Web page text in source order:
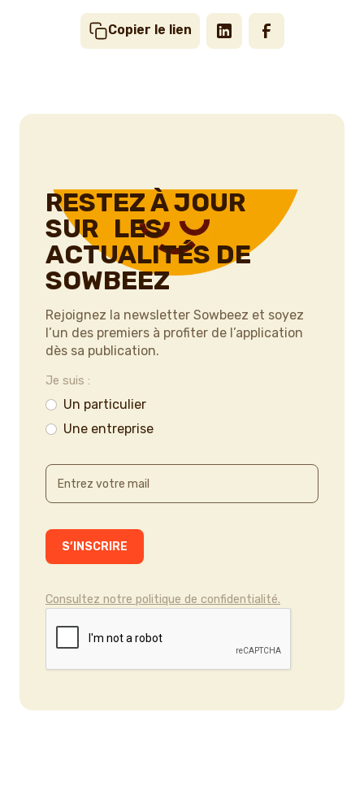
Copier le lien
RESTEZ À JOUR
SUR LES
ACTUALITÉS DE
SOWBEEZ
Rejoignez la newsletter Sowbeez et soyez
l’un des premiers à profiter de l’application
dès sa publication.
Je suis :
Un particulier
Une entreprise
Consultez notre politique de confidentialité.